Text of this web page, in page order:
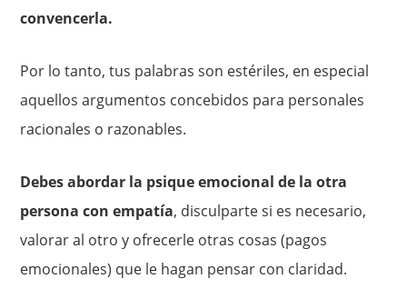
convencerla.
Por lo tanto, tus palabras son estériles, en especial
aquellos argumentos concebidos para personales
racionales o razonables.
Debes abordar la psique emocional de la otra
persona con empatía, disculparte si es necesario,
valorar al otro y ofrecerle otras cosas (pagos
emocionales) que le hagan pensar con claridad.